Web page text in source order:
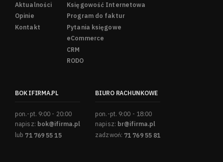
Aktualności
Opinie
Kontakt
Księgowość Internetowa
Program do faktur
Pytania księgowe
eCommerce
CRM
RODO
BOK IFIRMA.PL
pon.-pt. 9:00 - 20:00
napisz: bok@ifirma.pl
lub 71 769 55 15
BIURO RACHUNKOWE
pon.-pt. 9:00 - 18:00
napisz: br@ifirma.pl
zadzwoń: 71 769 55 81